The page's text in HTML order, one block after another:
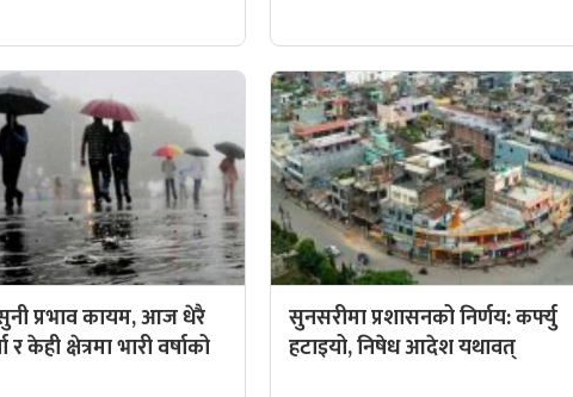
प्रभाव कायम, आज धेरै
र केही क्षेत्रमा भारी वर्षाको
सुनसरीमा प्रशासनको निर्णय: कर्फ्यु
हटाइयो, निषेध आदेश यथावत्